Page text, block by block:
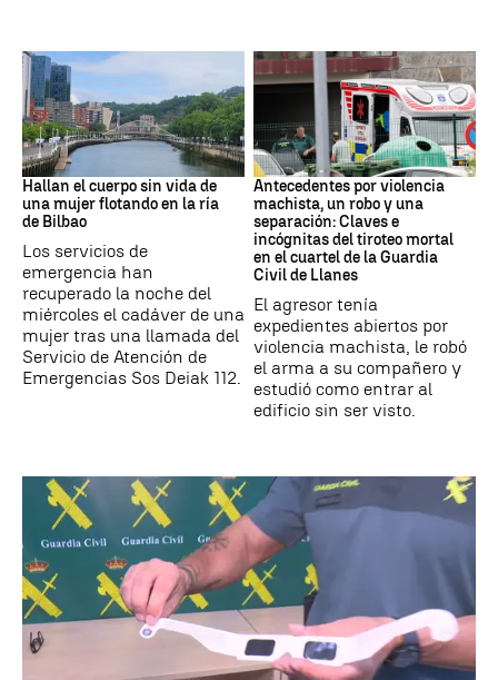
BILBAO
Hallan el cuerpo sin vida de
una mujer flotando en la ría
de Bilbao
Los servicios de
emergencia han
recuperado la noche del
miércoles el cadáver de una
mujer tras una llamada del
Servicio de Atención de
Emergencias Sos Deiak 112.
ASTURIAS
Antecedentes por violencia
machista, un robo y una
separación: Claves e
incógnitas del tiroteo mortal
en el cuartel de la Guardia
Civil de Llanes
El agresor tenía
expedientes abiertos por
violencia machista, le robó
el arma a su compañero y
estudió como entrar al
edificio sin ser visto.